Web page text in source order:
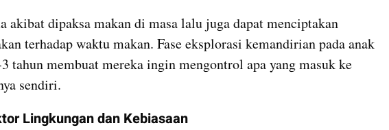
akibat dipaksa makan di masa lalu juga dapat menciptakan
terhadap waktu makan. Fase eksplorasi kemandirian pada anak
tahun membuat mereka ingin mengontrol apa yang masuk ke
sendiri.
Lingkungan dan Kebiasaan